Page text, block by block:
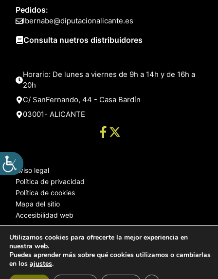
Pedidos:
lbernabe@diputacionalicante.es
Consulta nuetros distribuidores
Horario: De lunes a viernes de 9h a 14h y de 16h a
20h
C/ SanFernando, 44 - Casa Bardín
03001- ALICANTE
Aviso legal
Política de privacidad
Política de cookies
Mapa del sitio
Accesibilidad web
© 2025 Web desarrollada por el Servicio de Informática de Diputación
Utilizamos cookies para ofrecerte la mejor experiencia en
nuestra web.
Puedes aprender más sobre qué cookies utilizamos o cambiarlas
en los ajustes.